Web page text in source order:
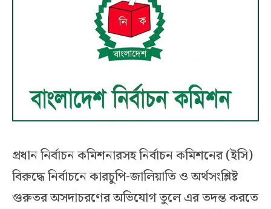
প্রধান নির্বাচন কমিশনারসহ নির্বাচন কমিশনের (ইসি)
বিরুদ্ধে নির্বাচনে কারচুপি-জালিয়াতি ও অর্থসংশ্লিষ্ট
গুরুতর অসদাচরণের অভিযোগ তুলে এর তদন্ত করতে